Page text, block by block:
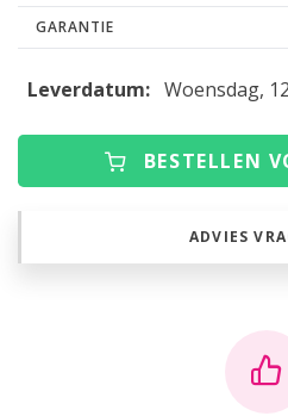
GARANTIE
Leverdatum: Woensdag,
BESTELLEN
ADVIES